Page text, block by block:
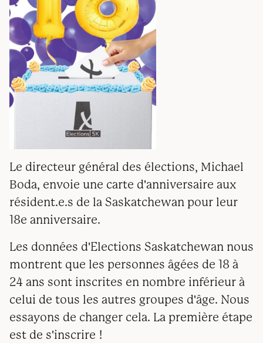
Le directeur général des élections, Michael
Boda, envoie une carte d'anniversaire aux
résident.e.s de la Saskatchewan pour leur
18e anniversaire.
Les données d'Elections Saskatchewan nous
montrent que les personnes âgées de 18 à
24 ans sont inscrites en nombre inférieur à
celui de tous les autres groupes d'âge. Nous
essayons de changer cela. La première étape
est de s'inscrire !